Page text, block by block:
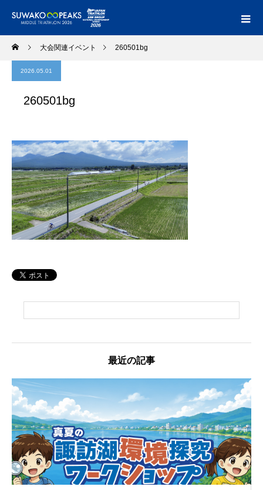
大会関連イベント 260501bg
2026.05.01
260501bg
最近の記事